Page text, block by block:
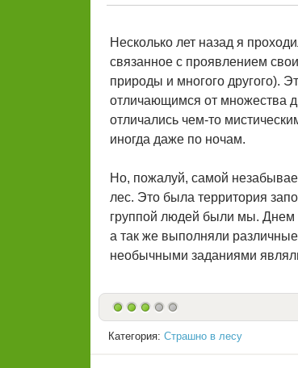
Несколько лет назад я
связанное с проявлением
природы и многого другого).
отличающимся от множества
отличались чем-то
иногда даже по ночам.
Но, пожалуй, самой
лес. Это была территория
группой людей были мы. Днем
а так же выполняли
необычными заданиями
Категория: Страшно в лесу